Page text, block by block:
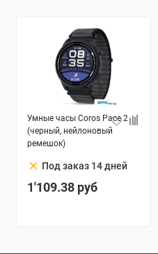
Умные часы Coros Pace 2
(черный, нейлоновый
ремешок)
clear Под заказ 14 дней
1'109.38 руб